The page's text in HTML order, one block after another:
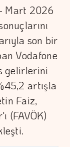
Mart 2026
son bir
Vodafone
gelirlerini
artışla
Faiz,
(FAVÖK)